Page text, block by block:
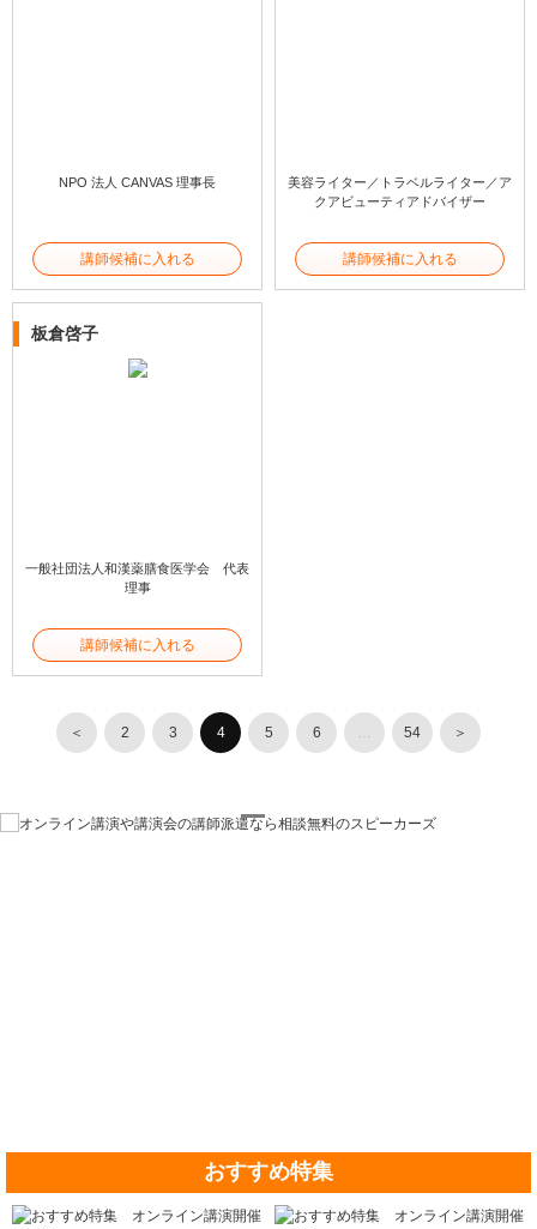
NPO 法人 CANVAS 理事長
講師候補に入れる
美容ライター／トラベルライター／ア
クアビューティアドバイザー
講師候補に入れる
板倉啓子
一般社団法人和漢薬膳食医学会 代表
理事
講師候補に入れる
＜ 2 3 4 5 6 54 ＞
おすすめ特集